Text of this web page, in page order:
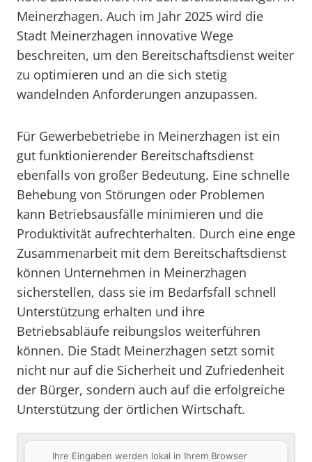
Meinerzhagen. Auch im Jahr 2025 wird die
Stadt Meinerzhagen innovative Wege
beschreiten, um den Bereitschaftsdienst weiter
zu optimieren und an die sich stetig
wandelnden Anforderungen anzupassen.
Für Gewerbebetriebe in Meinerzhagen ist ein
gut funktionierender Bereitschaftsdienst
ebenfalls von großer Bedeutung. Eine schnelle
Behebung von Störungen oder Problemen
kann Betriebsausfälle minimieren und die
Produktivität aufrechterhalten. Durch eine enge
Zusammenarbeit mit dem Bereitschaftsdienst
können Unternehmen in Meinerzhagen
sicherstellen, dass sie im Bedarfsfall schnell
Unterstützung erhalten und ihre
Betriebsabläufe reibungslos weiterführen
können. Die Stadt Meinerzhagen setzt somit
nicht nur auf die Sicherheit und Zufriedenheit
der Bürger, sondern auch auf die erfolgreiche
Unterstützung der örtlichen Wirtschaft.
Ihre Eingaben werden lokal in Ihrem Browser